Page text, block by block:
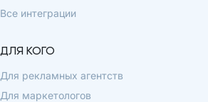
Все интеграции
ДЛЯ КОГО
Для рекламных агентств
Для маркетологов